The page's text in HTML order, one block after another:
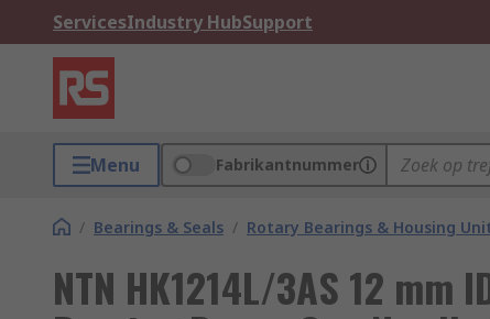
ServicesIndustry HubSupport
Menu Fabrikantnummer
/ Bearings & Seals / Rotary Bearings & Housing
NTN HK1214L/3AS 12 mm